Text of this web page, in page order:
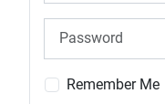
Remember Me